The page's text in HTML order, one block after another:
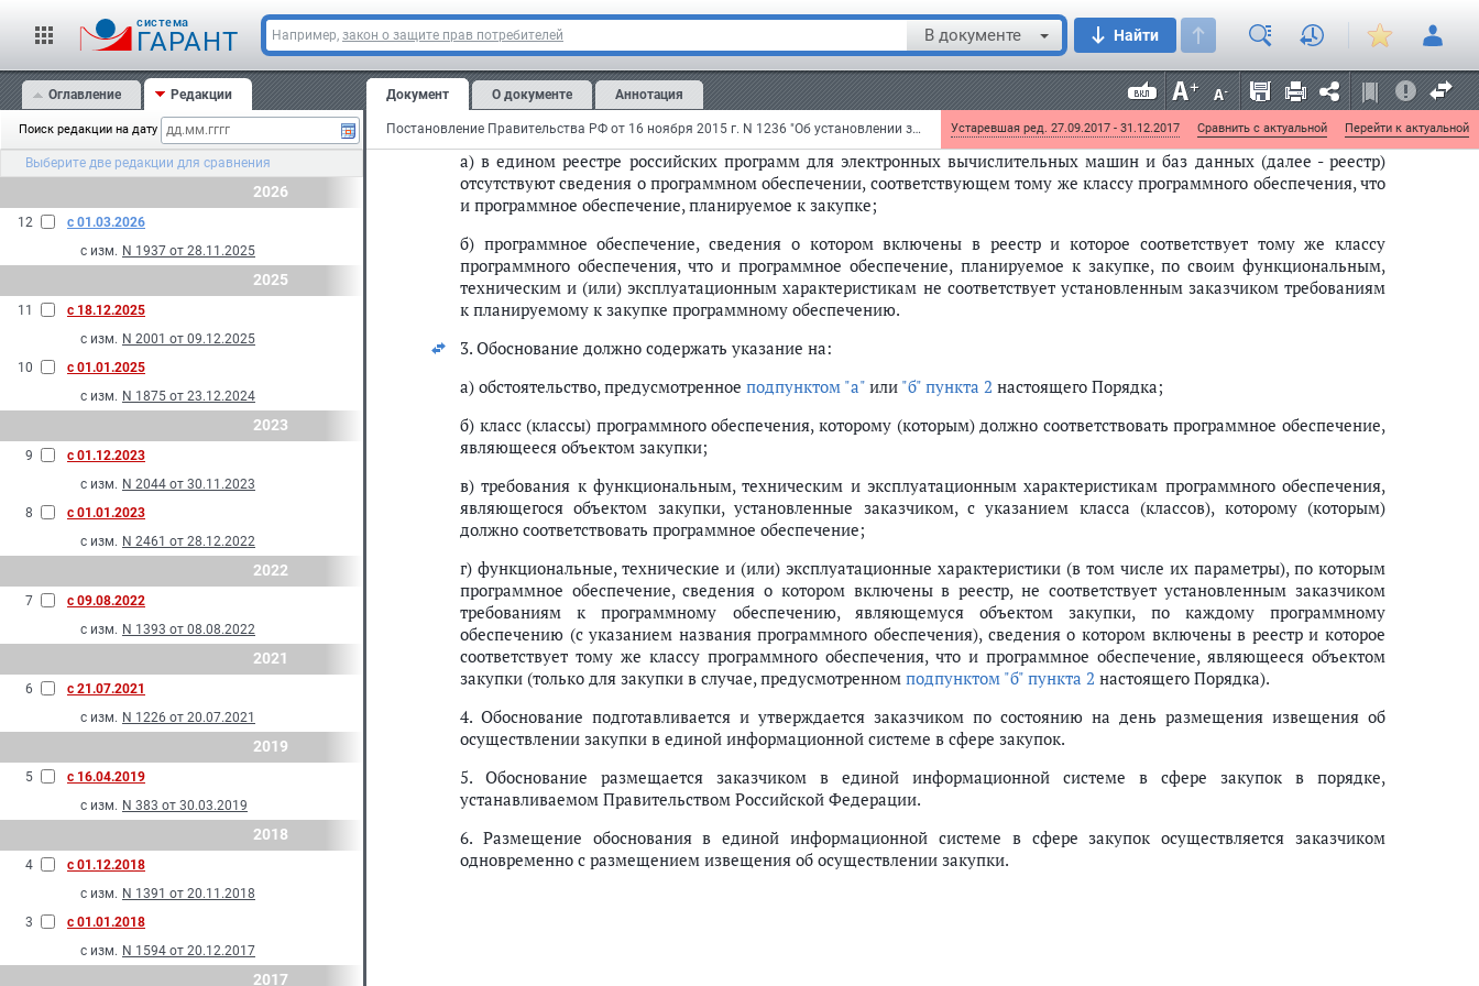
cистема
ГАРАНТ Например, закон о защите прав потребителей В документе Найти
Оглавление Редакции
Поиск редакции на дату
Выберите две редакции для сравнения
2026
12
с 01.03.2026
с изм. N 1937 от 28.11.2025
2025
11
с 18.12.2025
с изм. N 2001 от 09.12.2025
10
с 01.01.2025
с изм. N 1875 от 23.12.2024
2023
9
с 01.12.2023
с изм. N 2044 от 30.11.2023
8
с 01.01.2023
с изм. N 2461 от 28.12.2022
2022
7
с 09.08.2022
с изм. N 1393 от 08.08.2022
2021
6
с 21.07.2021
с изм. N 1226 от 20.07.2021
2019
5
с 16.04.2019
с изм. N 383 от 30.03.2019
2018
4
с 01.12.2018
с изм. N 1391 от 20.11.2018
3
с 01.01.2018
с изм. N 1594 от 20.12.2017
2017
Документ О документе Аннотация
Постановление Правительства РФ от 16 ноября 2015 г. N 1236 "Об установлении запрета на допуск программного обеспечения, происходящего из иностранных государств, для целей осуществления закупок для обеспечения государственных и муниципальных нужд" Устаревшая ред. 27.09.2017 - 31.12.2017 Сравнить с актуальной Перейти к актуальной
программного обеспечения, происходящего из иностранных государств, для целей осуществления закупок для
обеспечения государственных и муниципальных нужд (далее - обоснование), а также требования к содержанию
такого обоснования.
2. Обоснование подготавливается заказчиком при осуществлении закупки программного обеспечения в следующих
случаях:
а) в едином реестре российских программ для электронных вычислительных машин и баз данных (далее - реестр)
отсутствуют сведения о программном обеспечении, соответствующем тому же классу программного обеспечения, что
и программное обеспечение, планируемое к закупке;
б) программное обеспечение, сведения о котором включены в реестр и которое соответствует тому же классу
программного обеспечения, что и программное обеспечение, планируемое к закупке, по своим функциональным,
техническим и (или) эксплуатационным характеристикам не соответствует установленным заказчиком требованиям
к планируемому к закупке программному обеспечению.
3. Обоснование должно содержать указание на:
а) обстоятельство, предусмотренное подпунктом "а" или "б" пункта 2 настоящего Порядка;
б) класс (классы) программного обеспечения, которому (которым) должно соответствовать программное обеспечение,
являющееся объектом закупки;
в) требования к функциональным, техническим и эксплуатационным характеристикам программного обеспечения,
являющегося объектом закупки, установленные заказчиком, с указанием класса (классов), которому (которым)
должно соответствовать программное обеспечение;
г) функциональные, технические и (или) эксплуатационные характеристики (в том числе их параметры), по которым
программное обеспечение, сведения о котором включены в реестр, не соответствует установленным заказчиком
требованиям к программному обеспечению, являющемуся объектом закупки, по каждому программному
обеспечению (с указанием названия программного обеспечения), сведения о котором включены в реестр и которое
соответствует тому же классу программного обеспечения, что и программное обеспечение, являющееся объектом
закупки (только для закупки в случае, предусмотренном подпунктом "б" пункта 2 настоящего Порядка).
4. Обоснование подготавливается и утверждается заказчиком по состоянию на день размещения извещения об
осуществлении закупки в единой информационной системе в сфере закупок.
5. Обоснование размещается заказчиком в единой информационной системе в сфере закупок в порядке,
устанавливаемом Правительством Российской Федерации.
6. Размещение обоснования в единой информационной системе в сфере закупок осуществляется заказчиком
одновременно с размещением извещения об осуществлении закупки.